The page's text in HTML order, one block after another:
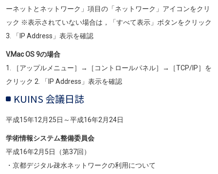
ーネットとネットワーク」項目の「ネットワーク」アイコンをクリ
ック ※表示されていない場合は，「すべて表示」ボタンをクリック
3. 「IP Address」表示を確認
V.Mac OS 9の場合
1. ［アップルメニュー］→［コントロールパネル］→［TCP/IP］を
クリック 2. 「IP Address」表示を確認
KUINS 会議日誌
平成15年12月25日～平成16年2月24日
学術情報システム整備委員会
平成16年2月5日（第37回）
・京都デジタル疎水ネットワークの利用について